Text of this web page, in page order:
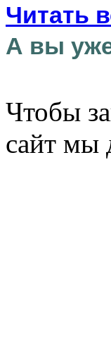
Читать
А вы
Чтобы
сайт мы